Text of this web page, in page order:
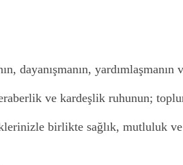
dayanışmanın,
ve kardeşlik ruhunun;
birlikte sağlık, mutluluk